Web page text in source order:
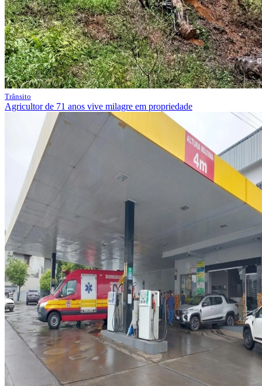
Trânsito
Agricultor de 71 anos vive milagre em propriedade